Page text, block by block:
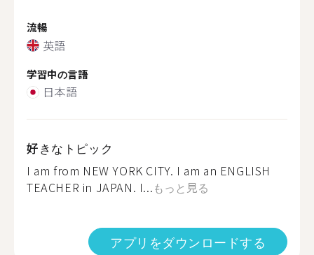
流暢
英語
学習中の言語
日本語
好きなトピック
I am from NEW YORK CITY. I am an ENGLISH
TEACHER in JAPAN. I...もっと見る
アプリをダウンロードする